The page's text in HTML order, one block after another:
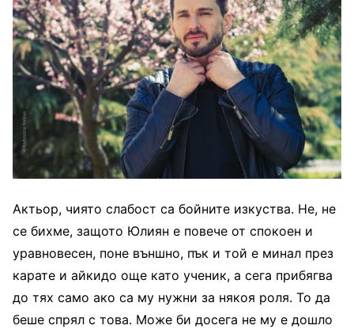
Актьор, чиято слабост са бойните изкуства. Не, не
се бихме, защото Юлиян е повече от спокоен и
уравновесен, поне външно, пък и той е минал през
карате и айкидо още като ученик, а сега прибягва
до тях само ако са му нужни за някоя роля. То да
беше спрял с това. Може би досега не му е дошло